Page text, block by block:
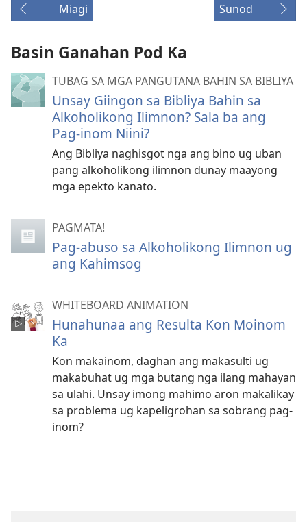
Miagi Sunod
Basin Ganahan Pod Ka
TUBAG SA MGA PANGUTANA BAHIN SA BIBLIYA
Unsay Giingon sa Bibliya Bahin sa
Alkoholikong Ilimnon? Sala ba ang
Pag-inom Niini?
Ang Bibliya naghisgot nga ang bino ug uban
pang alkoholikong ilimnon dunay maayong
mga epekto kanato.
PAGMATA!
Pag-abuso sa Alkoholikong Ilimnon ug
ang Kahimsog
WHITEBOARD ANIMATION
Hunahunaa ang Resulta Kon Moinom
Ka
Kon makainom, daghan ang makasulti ug
makabuhat ug mga butang nga ilang mahayan
sa ulahi. Unsay imong mahimo aron makalikay
sa problema ug kapeligrohan sa sobrang pag-
inom?